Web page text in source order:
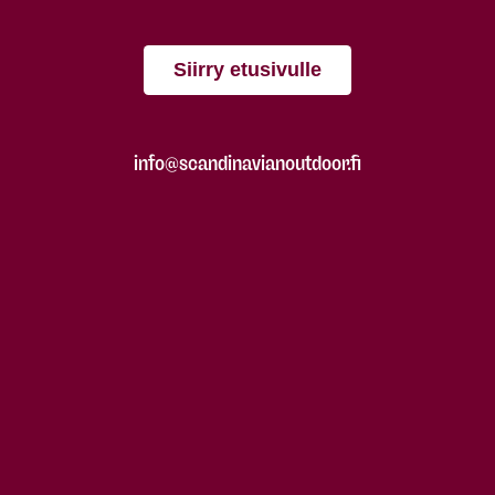
Siirry etusivulle
info@scandinavianoutdoor.fi